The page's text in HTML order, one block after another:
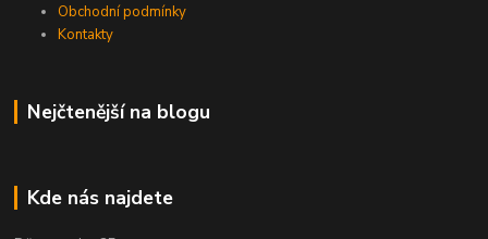
Obchodní podmínky
Kontakty
Nejčtenější na blogu
Kde nás najdete